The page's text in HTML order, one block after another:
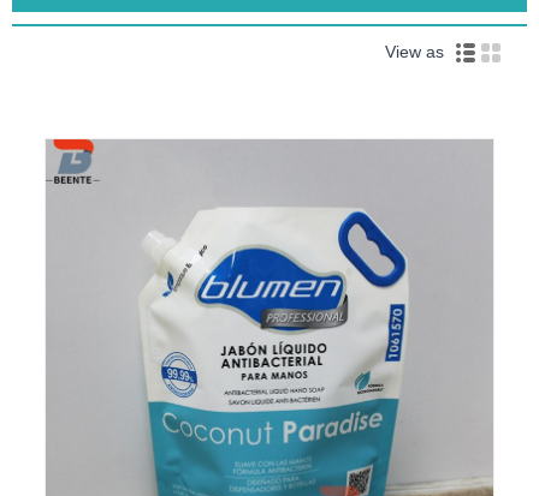
View as